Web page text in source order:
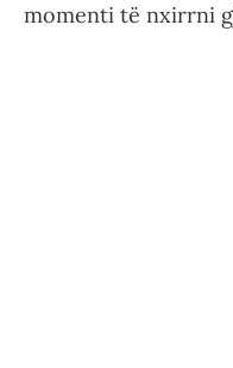
momenti të nxirrni